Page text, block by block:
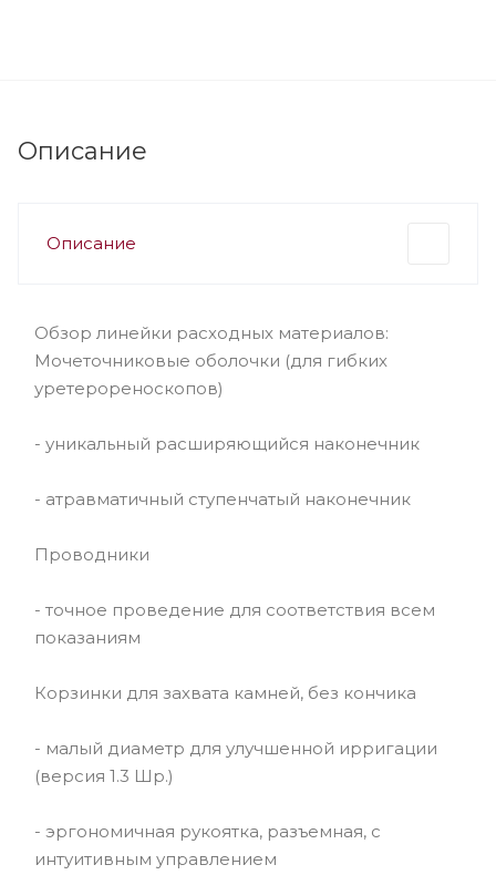
Описание
Описание
Обзор линейки расходных материалов:
Мочеточниковые оболочки (для гибких
уретерореноскопов)
- уникальный расширяющийся наконечник
- атравматичный ступенчатый наконечник
Проводники
- точное проведение для соответствия всем
показаниям
Корзинки для захвата камней, без кончика
- малый диаметр для улучшенной ирригации
(версия 1.3 Шр.)
- эргономичная рукоятка, разъемная, с
интуитивным управлением